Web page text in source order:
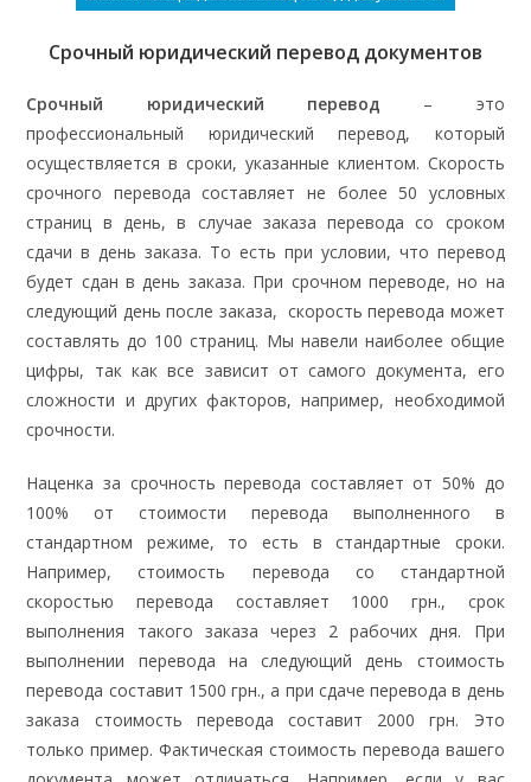
Срочный юридический перевод документов
Срочный юридический перевод – это
профессиональный юридический перевод, который
осуществляется в сроки, указанные клиентом. Скорость
срочного перевода составляет не более 50 условных
страниц в день, в случае заказа перевода со сроком
сдачи в день заказа. То есть при условии, что перевод
будет сдан в день заказа. При срочном переводе, но на
следующий день после заказа, скорость перевода может
составлять до 100 страниц. Мы навели наиболее общие
цифры, так как все зависит от самого документа, его
сложности и других факторов, например, необходимой
срочности.
Наценка за срочность перевода составляет от 50% до
100% от стоимости перевода выполненного в
стандартном режиме, то есть в стандартные сроки.
Например, стоимость перевода со стандартной
скоростью перевода составляет 1000 грн., срок
выполнения такого заказа через 2 рабочих дня. При
выполнении перевода на следующий день стоимость
перевода составит 1500 грн., а при сдаче перевода в день
заказа стоимость перевода составит 2000 грн. Это
только пример. Фактическая стоимость перевода вашего